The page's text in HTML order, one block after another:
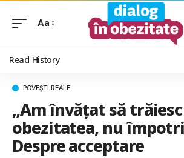
Aa
Read History
POVEȘTI REALE
„Am învățat să
obezitatea, nu
Despre acceptare